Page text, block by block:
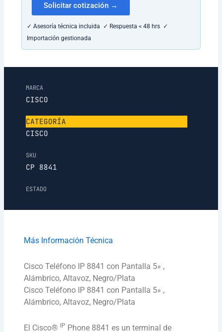
Solicitar cotización →
✓ Asesoría técnica incluida ✓ Respuesta < 48 hrs ✓
Importación gestionada
MARCA
CISCO
CATEGORÍA
CISCO
SKU
CP 8841
ESTADO
Más Información Técnica
Cisco Teléfono IP 8841 con Pantalla 5» ,
Alámbrico, Altavoz, Negro/Plata
Cisco Teléfono IP 8841 con Pantalla 5» ,
Alámbrico, Altavoz, Negro/Plata
El Cisco® IP Phone 8841 es un terminal de